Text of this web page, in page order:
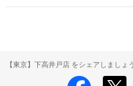
【東京】下高井戸店 をシェアしましょう